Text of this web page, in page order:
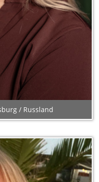
/ Russland